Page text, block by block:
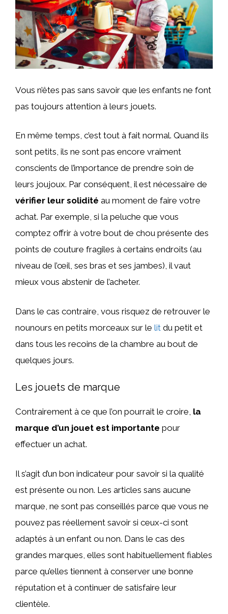
Vous n’êtes pas sans savoir que les enfants ne font
pas toujours attention à leurs jouets.
En même temps, c’est tout à fait normal. Quand ils
sont petits, ils ne sont pas encore vraiment
conscients de l’importance de prendre soin de
leurs joujoux. Par conséquent, il est nécessaire de
vérifier leur solidité au moment de faire votre
achat. Par exemple, si la peluche que vous
comptez offrir à votre bout de chou présente des
points de couture fragiles à certains endroits (au
niveau de l’œil, ses bras et ses jambes), il vaut
mieux vous abstenir de l’acheter.
Dans le cas contraire, vous risquez de retrouver le
nounours en petits morceaux sur le lit du petit et
dans tous les recoins de la chambre au bout de
quelques jours.
Les jouets de marque
Contrairement à ce que l’on pourrait le croire, la
marque d’un jouet est importante pour
effectuer un achat.
Il s’agit d’un bon indicateur pour savoir si la qualité
est présente ou non. Les articles sans aucune
marque, ne sont pas conseillés parce que vous ne
pouvez pas réellement savoir si ceux-ci sont
adaptés à un enfant ou non. Dans le cas des
grandes marques, elles sont habituellement fiables
parce qu’elles tiennent à conserver une bonne
réputation et à continuer de satisfaire leur
clientèle.